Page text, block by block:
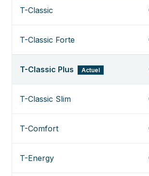
T-Classic
T-Classic Forte
T-Classic Plus Actuel
T-Classic Slim
T-Comfort
T-Energy